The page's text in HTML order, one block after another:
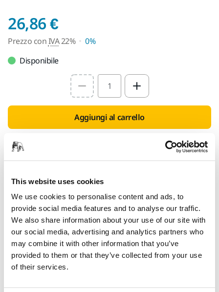
This website uses cookies
We use cookies to personalise content and ads, to
provide social media features and to analyse our traffic.
We also share information about your use of our site with
our social media, advertising and analytics partners who
may combine it with other information that you’ve
provided to them or that they’ve collected from your use
of their services.
26,86 €Prezzo con IVA 22%
Prezzo conIVA22%
0%
Disponibile
Select quantity value
Aggiungi al carrello
PENSATO PER TE
Spedizione gratuita per gli ordini di importo
superiore a 49,90€ IVA inclusa
Pagamento sicuro con carta di credito
Spedizione tracciabile
Effettua un reso facilmente su www.mirka.com/it-
it/supporto/reso-articoli